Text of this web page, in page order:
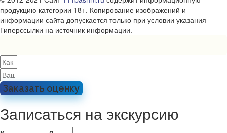
продукцию категории 18+. Копирование изображений и
информации сайта допускается только при условии указания
Гиперссылки на источник информации.
Заказать оценку
Записаться на экскурсию